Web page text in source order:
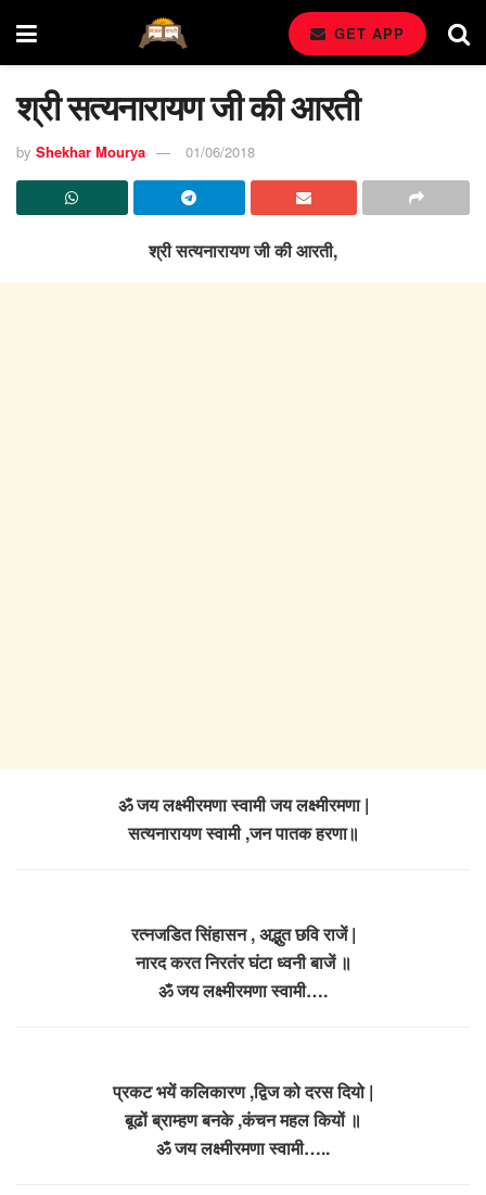
GET APP
श्री सत्यनारायण जी की आरती
by Shekhar Mourya 01/06/2018
श्री सत्यनारायण जी की आरती,
ॐ जय लक्ष्मीरमणा स्वामी जय लक्ष्मीरमणा |
सत्यनारायण स्वामी ,जन पातक हरणा॥
रत्नजडित सिंहासन , अद्भुत छवि राजें |
नारद करत निरतंर घंटा ध्वनी बाजें ॥
ॐ जय लक्ष्मीरमणा स्वामी….
प्रकट भयें कलिकारण ,द्विज को दरस दियो |
बूढों ब्राम्हण बनके ,कंचन महल कियों ॥
ॐ जय लक्ष्मीरमणा स्वामी…..